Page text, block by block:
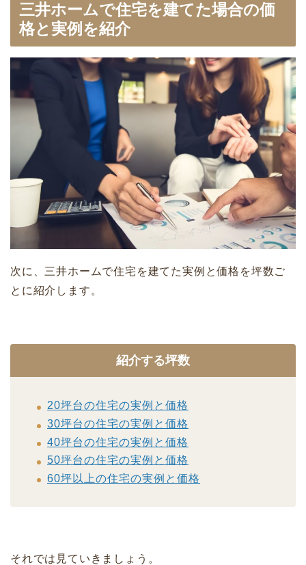
三井ホームで住宅を建てた場合の価
格と実例を紹介
次に、三井ホームで住宅を建てた実例と価格を坪数ご
とに紹介します。
紹介する坪数
20坪台の住宅の実例と価格
30坪台の住宅の実例と価格
40坪台の住宅の実例と価格
50坪台の住宅の実例と価格
60坪以上の住宅の実例と価格
それでは見ていきましょう。